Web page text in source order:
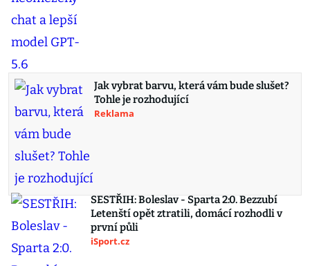
Jak vybrat barvu, která vám bude slušet?
Tohle je rozhodující
Reklama
SESTŘIH: Boleslav - Sparta 2:0. Bezzubí
Letenští opět ztratili, domácí rozhodli v
první půli
iSport.cz